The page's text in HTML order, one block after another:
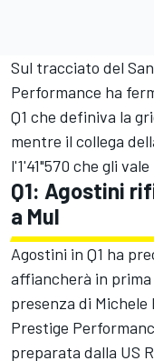
Sul tracciato del
Performance ha
Q1 che definiva la
mentre il collega
l'1'41"570 che gli
Q1: Agostini
a Mul
Agostini in Q1 ha
affiancherà in
presenza di
Prestige
preparata dalla US